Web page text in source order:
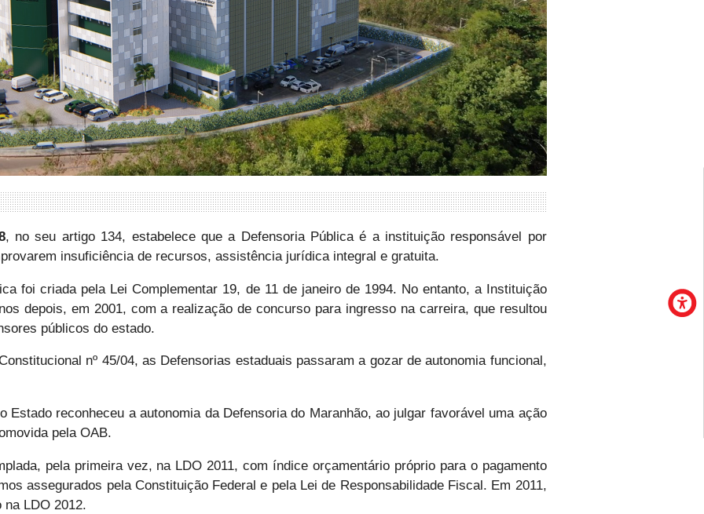
, no seu artigo 134, estabelece que a Defensoria Pública é a instituição responsável por
insuficiência de recursos, assistência jurídica integral e gratuita.
foi criada pela Lei Complementar 19, de 11 de janeiro de 1994. No entanto, a Instituição
depois, em 2001, com a realização de concurso para ingresso na carreira, que resultou
públicos do estado.
nº 45/04, as Defensorias estaduais passaram a gozar de autonomia funcional,
Estado reconheceu a autonomia da Defensoria do Maranhão, ao julgar favorável uma ação
pela OAB.
pela primeira vez, na LDO 2011, com índice orçamentário próprio para o pagamento
assegurados pela Constituição Federal e pela Lei de Responsabilidade Fiscal. Em 2011,
LDO 2012.